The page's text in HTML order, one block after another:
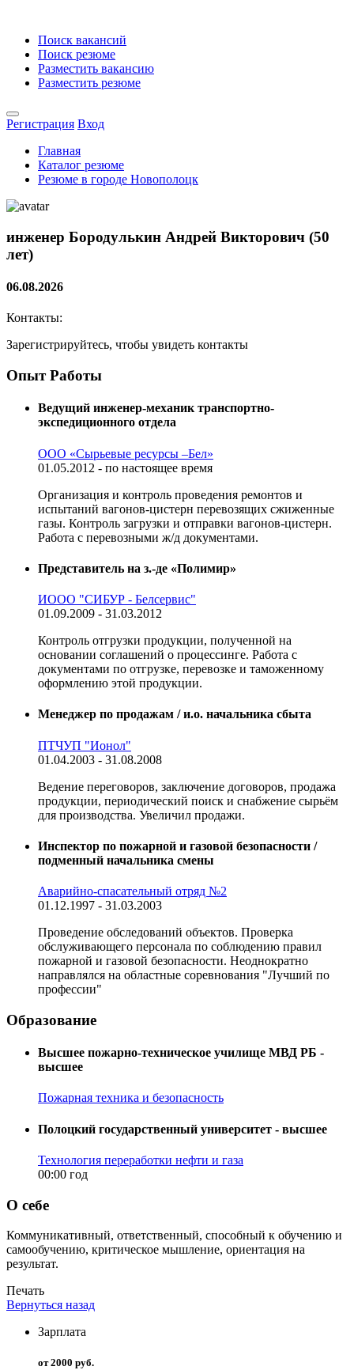
Поиск вакансий
Поиск резюме
Разместить вакансию
Разместить резюме
Регистрация Вход
Главная
Каталог резюме
Резюме в городе Новополоцк
инженер Бородулькин Андрей Викторович (50
лет)
06.08.2026
Контакты:
Зарегистрируйтесь, чтобы увидеть контакты
Опыт Работы
Ведущий инженер-механик транспортно-
экспедиционного отдела
ООО «Сырьевые ресурсы –Бел»
01.05.2012 - по настоящее время
Организация и контроль проведения ремонтов и
испытаний вагонов-цистерн перевозящих сжиженные
газы. Контроль загрузки и отправки вагонов-цистерн.
Работа с перевозными ж/д документами.
Представитель на з.-де «Полимир»
ИООО "СИБУР - Белсервис"
01.09.2009 - 31.03.2012
Контроль отгрузки продукции, полученной на
основании соглашений о процессинге. Работа с
документами по отгрузке, перевозке и таможенному
оформлению этой продукции.
Менеджер по продажам / и.о. начальника сбыта
ПТЧУП "Ионол"
01.04.2003 - 31.08.2008
Ведение переговоров, заключение договоров, продажа
продукции, периодический поиск и снабжение сырьём
для производства. Увеличил продажи.
Инспектор по пожарной и газовой безопасности /
подменный начальника смены
Аварийно-спасательный отряд №2
01.12.1997 - 31.03.2003
Проведение обследований объектов. Проверка
обслуживающего персонала по соблюдению правил
пожарной и газовой безопасности. Неоднократно
направлялся на областные соревнования "Лучший по
профессии"
Образование
Высшее пожарно-техническое училище МВД РБ -
высшее
Пожарная техника и безопасность
Полоцкий государственный университет - высшее
Технология переработки нефти и газа
00:00 год
О себе
Коммуникативный, ответственный, способный к обучению и
самообучению, критическое мышление, ориентация на
результат.
Печать
Вернуться назад
Зарплата
от 2000 руб.